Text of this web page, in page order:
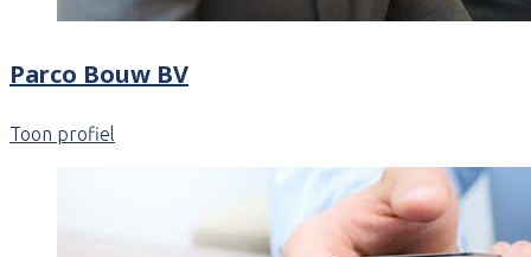
Parco Bouw BV
Toon profiel